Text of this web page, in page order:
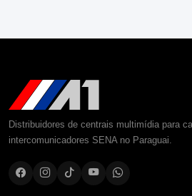
Distribuidores de centrais multimídia para
intercomunicadores SENA no Paraguai.